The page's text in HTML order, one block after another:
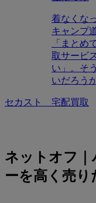
着なくな
キャンプ
「まとめ
取サービ
い」。そ
いだろう
セカスト 宅配買取
ネットオフ
ーを高く売り